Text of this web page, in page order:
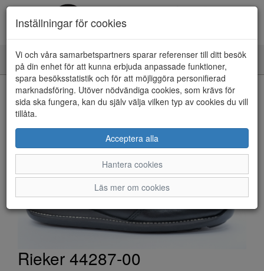
Toggle
navigation
HEM
Rieker 44287-00
Inställningar för cookies
Vi och våra samarbetspartners sparar referenser till ditt besök
på din enhet för att kunna erbjuda anpassade funktioner,
spara besöksstatistik och för att möjliggöra personifierad
marknadsföring. Utöver nödvändiga cookies, som krävs för
sida ska fungera, kan du själv välja vilken typ av cookies du vill
tillåta.
Acceptera alla
Hantera cookies
Läs mer om cookies